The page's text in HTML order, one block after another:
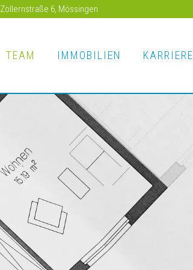
Zollernstraße 6, Mössingen
TEAM IMMOBILIEN KARRIERE